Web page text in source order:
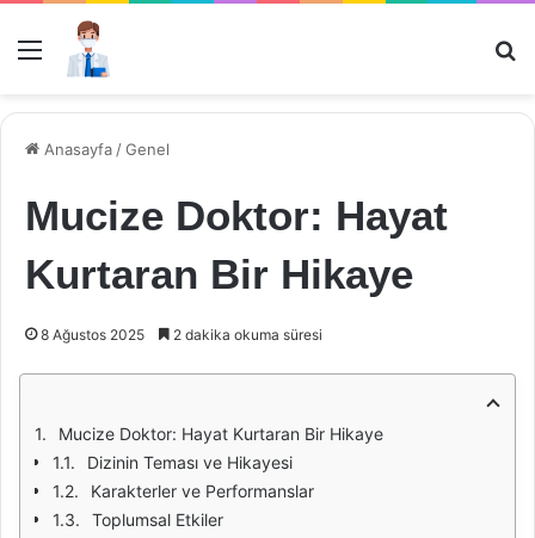
Menü
Anasayfa /Genel
Mucize Doktor: Hayat
Kurtaran Bir Hikaye
8 Ağustos 2025 2 dakika okuma süresi
Mucize Doktor: Hayat Kurtaran Bir Hikaye
Dizinin Teması ve Hikayesi
Karakterler ve Performanslar
Toplumsal Etkiler